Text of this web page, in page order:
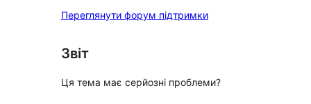
Переглянути форум підтримки
Звіт
Ця тема має серйозні проблеми?